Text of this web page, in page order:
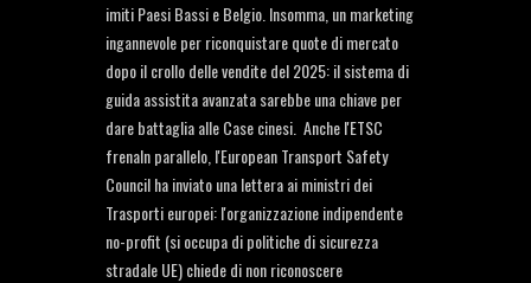
imiti Paesi Bassi e Belgio. Insomma, un marketing
ingannevole per riconquistare quote di mercato
dopo il crollo delle vendite del 2025: il sistema di
guida assistita avanzata sarebbe una chiave per
dare battaglia alle Case cinesi. Anche l'ETSC
frenaIn parallelo, l'European Transport Safety
Council ha inviato una lettera ai ministri dei
Trasporti europei: l'organizzazione indipendente
no-profit (si occupa di politiche di sicurezza
stradale UE) chiede di non riconoscere